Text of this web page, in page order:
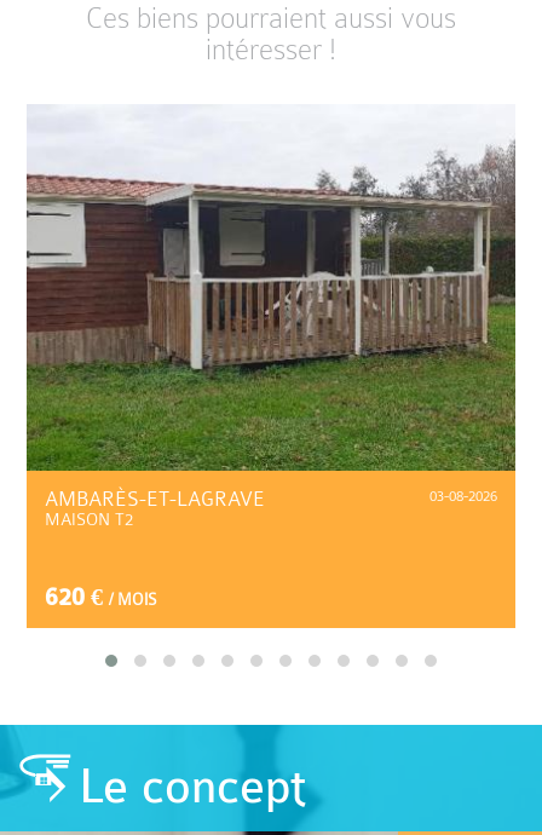
Ces biens pourraient aussi vous
intéresser !
03-08-2026
AMBARÈS-ET-LAGRAVE
MAISON T2
620 € / MOIS
Le concept